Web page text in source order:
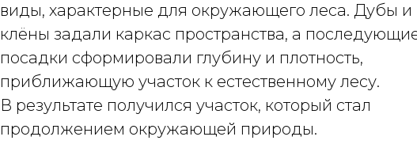
виды, характерные для окружающего леса. Дубы и
клёны задали каркас пространства, а
посадки сформировали глубину и плотность,
приближающую участок к естественному лесу.
В результате получился участок, который стал
продолжением окружающей природы.